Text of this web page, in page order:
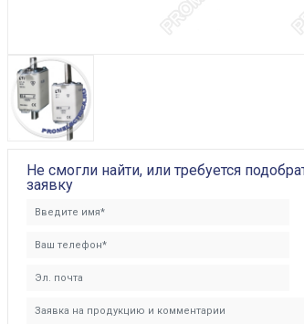
Не смогли найти, или требуется
заявку